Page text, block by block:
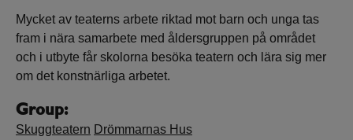
Mycket av teaterns arbete riktad mot barn och unga tas
fram i nära samarbete med åldersgruppen på området
och i utbyte får skolorna besöka teatern och lära sig mer
om det konstnärliga arbetet.
Group:
Skuggteatern Drömmarnas Hus